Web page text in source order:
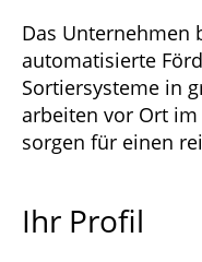
Das Unternehmen
automatisierte
Sortiersysteme in
arbeiten vor Ort
sorgen für einen
Ihr Profil